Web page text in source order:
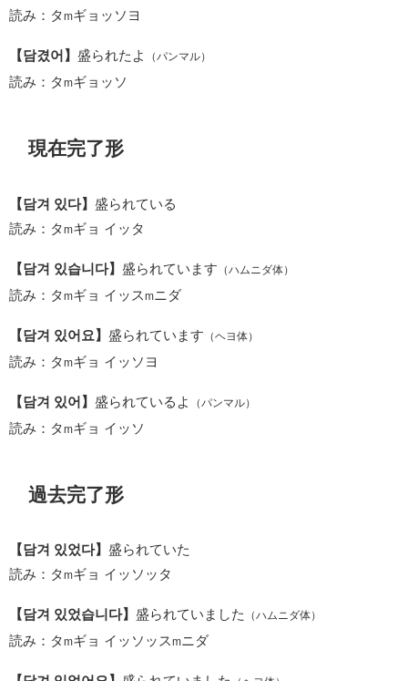
読み：タmギョッソヨ
【담겼어】 盛られたよ （パンマル）
読み：タmギョッソ
現在完了形
【담겨 있다】 盛られている
読み：タmギョ イッタ
【담겨 있습니다】 盛られています （ハムニダ体）
読み：タmギョ イッス m ニダ
【담겨 있어요】 盛られています （ヘヨ体）
読み：タmギョ イッソヨ
【담겨 있어】 盛られているよ （パンマル）
読み：タmギョ イッソ
過去完了形
【담겨 있었다】 盛られていた
読み：タmギョ イッソッタ
【담겨 있었습니다】 盛られていました （ハムニダ体）
読み：タmギョ イッソッスmニダ